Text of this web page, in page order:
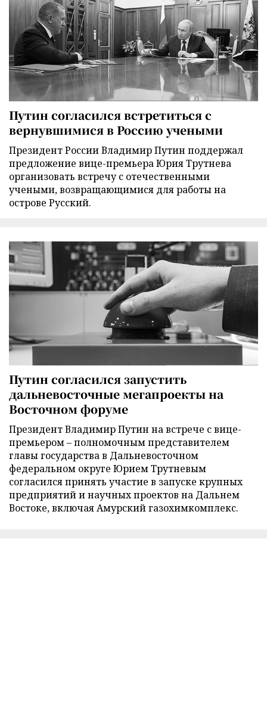
Путин согласился встретиться с
вернувшимися в Россию учеными
Президент России Владимир Путин поддержал
предложение вице-премьера Юрия Трутнева
организовать встречу с отечественными
учеными, возвращающимися для работы на
острове Русский.
Путин согласился запустить
дальневосточные мегапроекты на
Восточном форуме
Президент Владимир Путин на встрече с вице-
премьером – полномочным представителем
главы государства в Дальневосточном
федеральном округе Юрием Трутневым
согласился принять участие в запуске крупных
предприятий и научных проектов на Дальнем
Востоке, включая Амурский газохимкомплекс.